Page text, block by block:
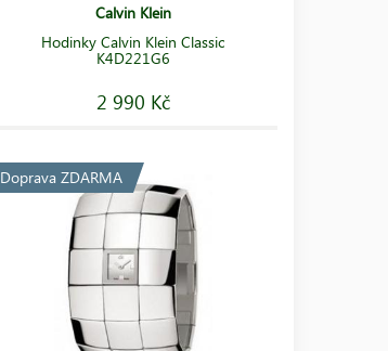
Calvin Klein
Hodinky Calvin Klein Classic
K4D221G6
2 990 Kč
Doprava ZDARMA